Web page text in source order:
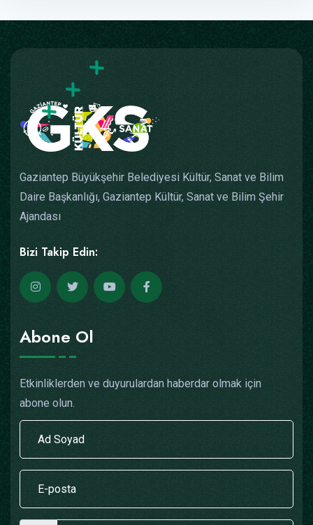
Gaziantep Büyükşehir Belediyesi Kültür, Sanat ve Bilim
Daire Başkanlığı, Gaziantep Kültür, Sanat ve Bilim Şehir
Ajandası
Bizi Takip Edin:
Abone Ol
Etkinliklerden ve duyurulardan haberdar olmak için
abone olun.